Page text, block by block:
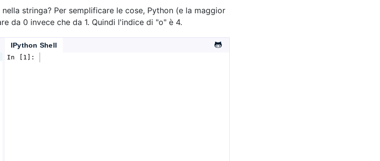
stringa? Per semplificare le cose, Python (e la maggior
da 0 invece che da 1. Quindi l'indice di "o" è 4.
IPython Shell
In [1]: